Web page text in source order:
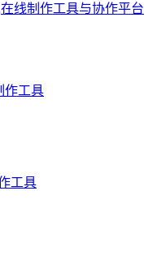
线制作工具与协作平台
作工具
工具